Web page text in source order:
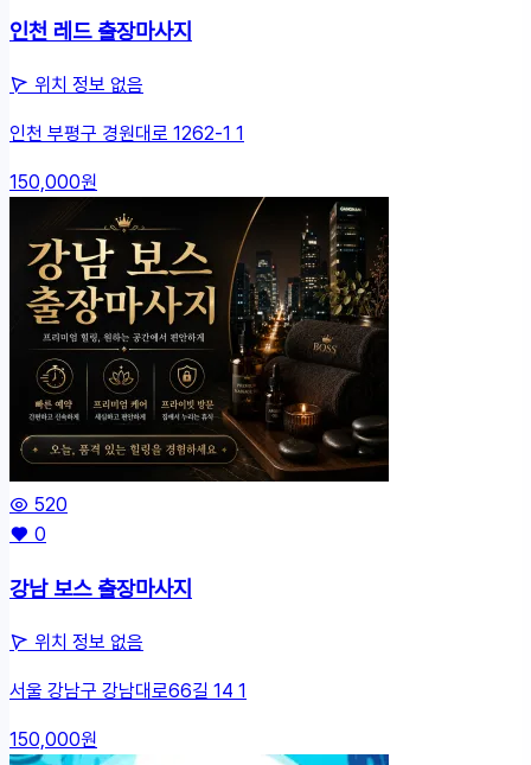
인천 레드 출장마사지
위치 정보 없음
인천 부평구 경원대로 1262-1 1
150,000원
520
0
강남 보스 출장마사지
위치 정보 없음
서울 강남구 강남대로66길 14 1
150,000원